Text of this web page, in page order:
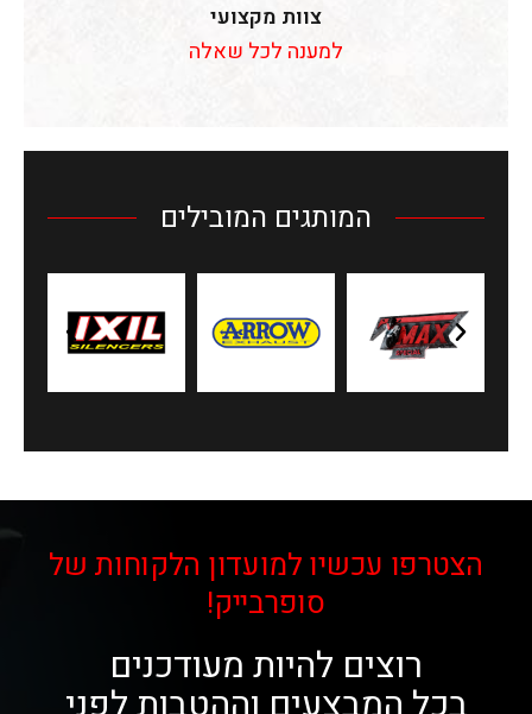
צוות מקצועי
למענה לכל שאלה
המותגים המובילים
הצטרפו עכשיו למועדון הלקוחות של
סופרבייק!
רוצים להיות מעודכנים